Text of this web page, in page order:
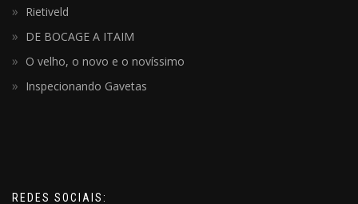
Rietiveld
DE BOCAGE A ITAIM
O velho, o novo e o novíssimo
Inspecionando Gavetas
REDES SOCIAIS: